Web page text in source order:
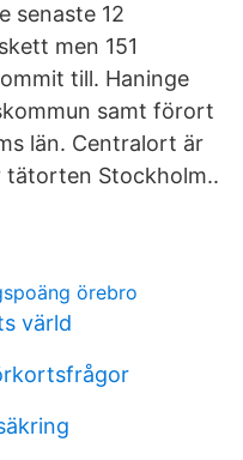
senaste 12
men 151
till. Haninge
samt förort
län. Centralort är
tätorten Stockholm..
örebro
värld